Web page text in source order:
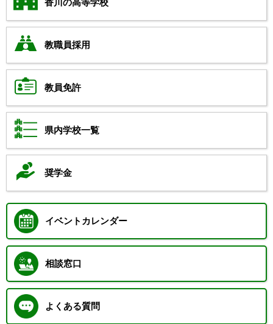
香川の高等学校
教職員採用
教員免許
県内学校一覧
奨学金
イベントカレンダー
相談窓口
よくある質問